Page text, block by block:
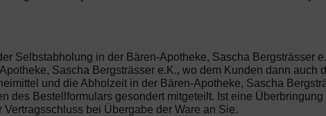
Selbstabholung in der Bären-Apotheke, Sascha Bergsträsser
Sascha Bergsträsser e.K., wo dem Kunden dann auch
und die Abholzeit in der Bären-Apotheke, Sascha
des Bestellformulars gesondert mitgeteilt. Ist eine
bei Übergabe der Ware an Sie.